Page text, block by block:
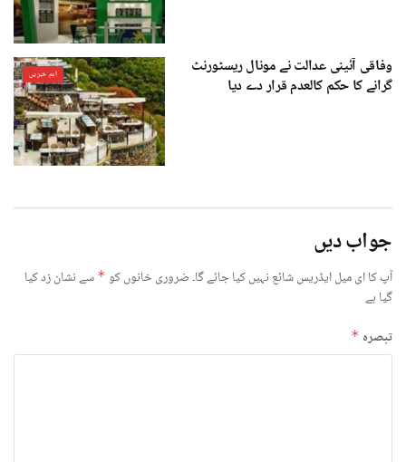
اہم خبریں
وفاقی آئینی عدالت نے مونال ریسٹورنٹ
گرانے کا حکم کالعدم قرار دے دیا
جواب دیں
آپ کا ای میل ایڈریس شائع نہیں کیا جائے گا۔ضروری خانوں کو * سے نشان زد کیا
گیا ہے
تبصرہ *